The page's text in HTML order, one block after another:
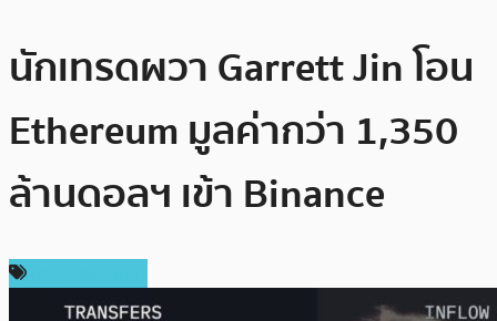
นักเทรดผวา Garrett Jin โอน
Ethereum มูลค่ากว่า 1,350
ล้านดอลฯ เข้า Binance